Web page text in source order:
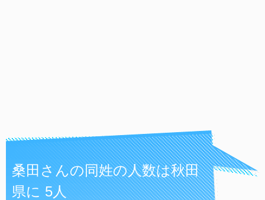
桑田さんの同姓の人数は秋田
県に 5人